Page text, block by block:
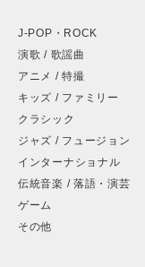
J-POP・ROCK
演歌 / 歌謡曲
アニメ / 特撮
キッズ / ファミリー
クラシック
ジャズ / フュージョン
インターナショナル
伝統音楽 / 落語・演芸
ゲーム
その他